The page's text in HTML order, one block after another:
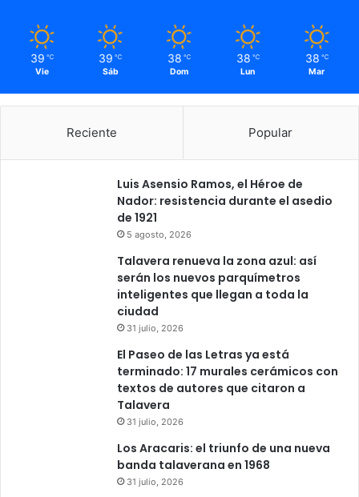
l
r
39 ℃
Vie
39 ℃
Sáb
38 ℃
Dom
38 ℃
Lun
38 ℃
Mar
Reciente Popular
Luis Asensio Ramos, el Héroe de
Nador: resistencia durante el asedio
de 1921
5 agosto, 2026
Talavera renueva la zona azul: así
serán los nuevos parquímetros
inteligentes que llegan a toda la
ciudad
31 julio, 2026
El Paseo de las Letras ya está
terminado: 17 murales cerámicos con
textos de autores que citaron a
Talavera
31 julio, 2026
Los Aracaris: el triunfo de una nueva
banda talaverana en 1968
31 julio, 2026